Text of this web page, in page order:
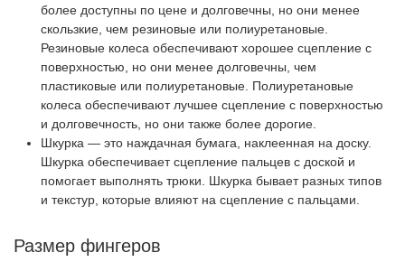
более доступны по цене и долговечны, но они менее
скользкие, чем резиновые или полиуретановые.
Резиновые колеса обеспечивают хорошее сцепление с
поверхностью, но они менее долговечны, чем
пластиковые или полиуретановые. Полиуретановые
колеса обеспечивают лучшее сцепление с поверхностью
и долговечность, но они также более дорогие.
Шкурка — это наждачная бумага, наклеенная на доску.
Шкурка обеспечивает сцепление пальцев с доской и
помогает выполнять трюки. Шкурка бывает разных типов
и текстур, которые влияют на сцепление с пальцами.
Размер фингеров